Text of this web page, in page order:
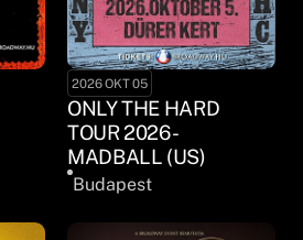
2026 OKT 05
ONLY THE HARD
TOUR 2026 -
MADBALL (US)
Budapest